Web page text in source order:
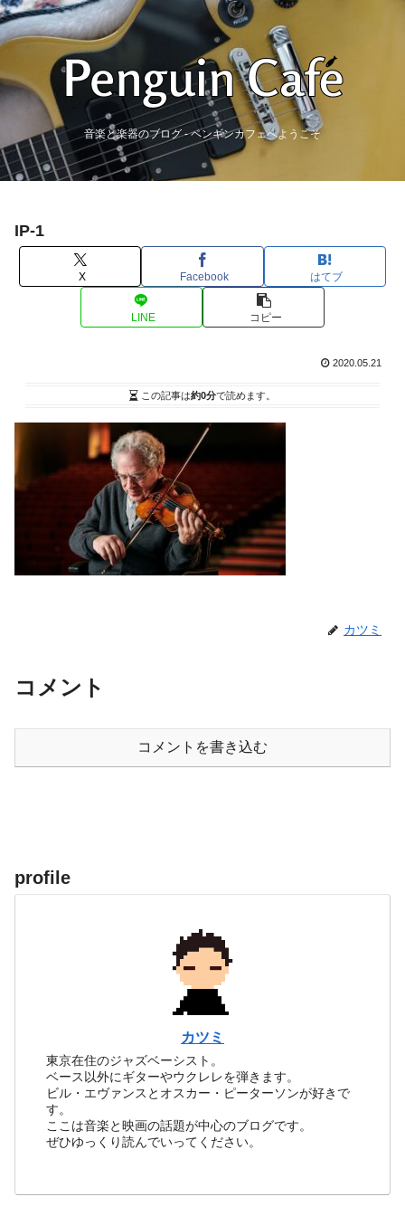
音楽と楽器のブログ - ペンギンカフェへようこそ
IP-1
X Facebook はてブ
LINE コピー
2020.05.21
この記事は約0分で読めます。
カツミ
コメント
コメントを書き込む
profile
カツミ
東京在住のジャズベーシスト。
ベース以外にギターやウクレレを弾きます。
ビル・エヴァンスとオスカー・ピーターソンが好きで
す。
ここは音楽と映画の話題が中心のブログです。
ぜひゆっくり読んでいってください。